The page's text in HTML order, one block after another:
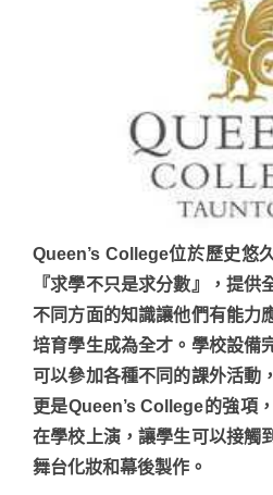
Queen’s College位於歷史悠
『求學不只是求分數』，提供
不同方面的知識讓他們有能力
培育學生成為全才。學校設備
可以參加各種不同的課外活動
更是Queen’s College的強項
在學校上演，讓學生可以接觸
舞台化妝和幕後製作。